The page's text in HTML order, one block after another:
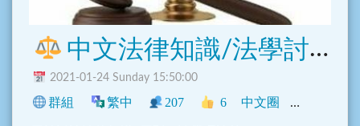
中文法律知識/法學討論群
2021-01-24 Sunday 15:50:00
群組 繁中 207 6 中文圈 臺灣